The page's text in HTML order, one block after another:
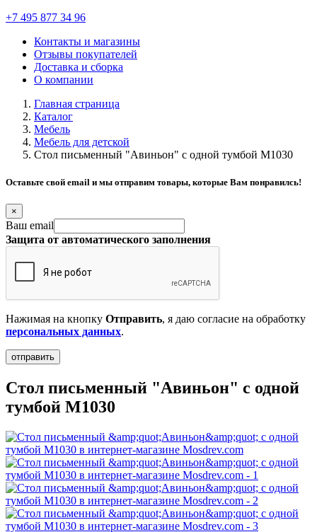
+7 495 877 34 96
Контакты и магазины
Отзывы покупателей
Доставка и сборка
О компании
Главная страница
Каталог
Мебель
Мебель для детской
Стол письменный "Авиньон" с одной тумбой М1030
Оставьте свой email и мы отправим товары, которые Вам понравилсь!
×
Ваш email
Защита от автоматического заполнения
Нажимая на кнопку Отправить, я даю согласие на обработку
персональных данных.
Стол письменный "Авиньон" с одной
тумбой М1030